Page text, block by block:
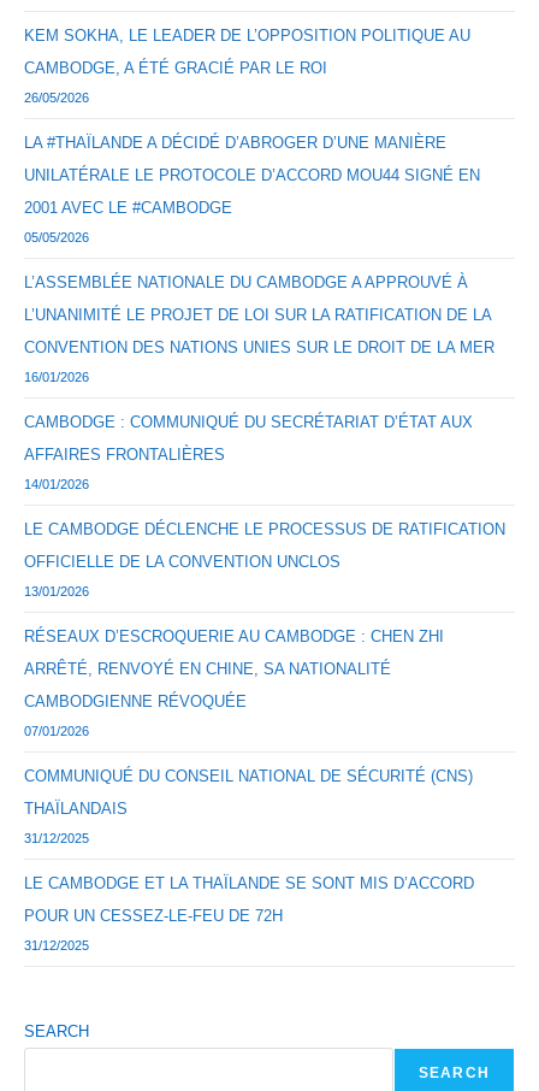
KEM SOKHA, LE LEADER DE L’OPPOSITION POLITIQUE AU
CAMBODGE, A ÉTÉ GRACIÉ PAR LE ROI
26/05/2026
LA #THAÏLANDE A DÉCIDÉ D’ABROGER D’UNE MANIÈRE
UNILATÉRALE LE PROTOCOLE D’ACCORD MOU44 SIGNÉ EN
2001 AVEC LE #CAMBODGE
05/05/2026
L’ASSEMBLÉE NATIONALE DU CAMBODGE A APPROUVÉ À
L’UNANIMITÉ LE PROJET DE LOI SUR LA RATIFICATION DE LA
CONVENTION DES NATIONS UNIES SUR LE DROIT DE LA MER
16/01/2026
CAMBODGE : COMMUNIQUÉ DU SECRÉTARIAT D’ÉTAT AUX
AFFAIRES FRONTALIÈRES
14/01/2026
LE CAMBODGE DÉCLENCHE LE PROCESSUS DE RATIFICATION
OFFICIELLE DE LA CONVENTION UNCLOS
13/01/2026
RÉSEAUX D’ESCROQUERIE AU CAMBODGE : CHEN ZHI
ARRÊTÉ, RENVOYÉ EN CHINE, SA NATIONALITÉ
CAMBODGIENNE RÉVOQUÉE
07/01/2026
COMMUNIQUÉ DU CONSEIL NATIONAL DE SÉCURITÉ (CNS)
THAÏLANDAIS
31/12/2025
LE CAMBODGE ET LA THAÏLANDE SE SONT MIS D’ACCORD
POUR UN CESSEZ-LE-FEU DE 72H
31/12/2025
SEARCH
SEARCH